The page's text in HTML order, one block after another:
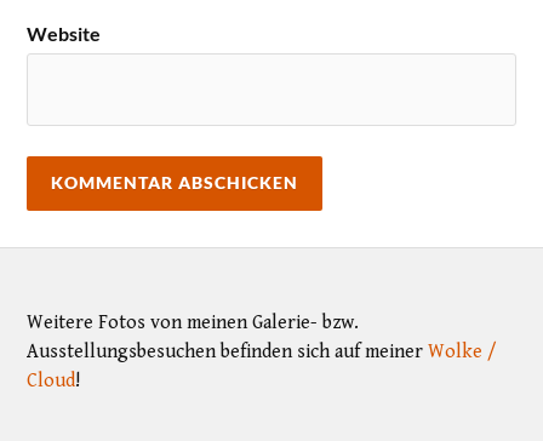
Website
Weitere Fotos von meinen Galerie- bzw.
Ausstellungsbesuchen befinden sich auf meinerWolke /
Cloud!